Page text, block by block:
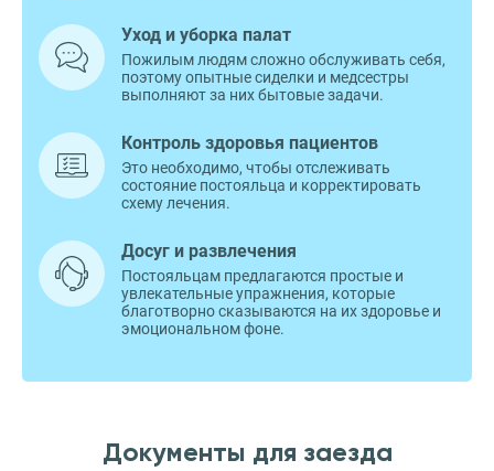
Уход и уборка палат
Пожилым людям сложно обслуживать себя,
поэтому опытные сиделки и медсестры
выполняют за них бытовые задачи.
Контроль здоровья пациентов
Это необходимо, чтобы отслеживать
состояние постояльца и корректировать
схему лечения.
Досуг и развлечения
Постояльцам предлагаются простые и
увлекательные упражнения, которые
благотворно сказываются на их здоровье и
эмоциональном фоне.
Документы для заезда